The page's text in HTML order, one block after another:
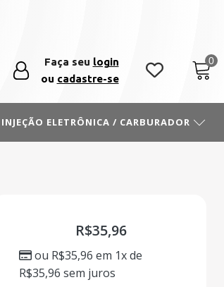
Faça seu login
ou cadastre-se
INJEÇÃO ELETRÔNICA / CARBURADOR
R$35,96
ou R$35,96 em 1x de
R$35,96 sem juros